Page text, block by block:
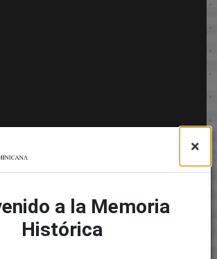
×
a la Memoria
Histórica